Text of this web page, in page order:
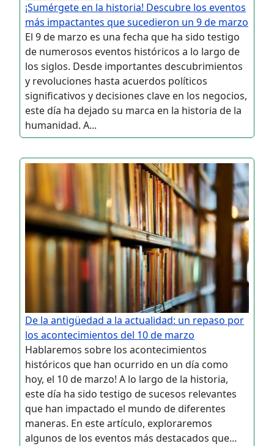
¡Sumérgete en la historia! Descubre los eventos
más impactantes que sucedieron un 9 de marzo
El 9 de marzo es una fecha que ha sido testigo
de numerosos eventos históricos a lo largo de
los siglos. Desde importantes descubrimientos
y revoluciones hasta acuerdos políticos
significativos y decisiones clave en los negocios,
este día ha dejado su marca en la historia de la
humanidad. A...
De la antigüedad a la actualidad: un repaso por
los acontecimientos del 10 de marzo
Hablaremos sobre los acontecimientos
históricos que han ocurrido en un día como
hoy, el 10 de marzo! A lo largo de la historia,
este día ha sido testigo de sucesos relevantes
que han impactado el mundo de diferentes
maneras. En este artículo, exploraremos
algunos de los eventos más destacados que...